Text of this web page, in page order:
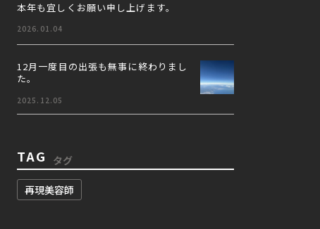
本年も宜しくお願い申し上げます。
2026.01.04
12月一度目の出張も無事に終わりまし
た。
2025.12.05
TAG タグ
再現美容師